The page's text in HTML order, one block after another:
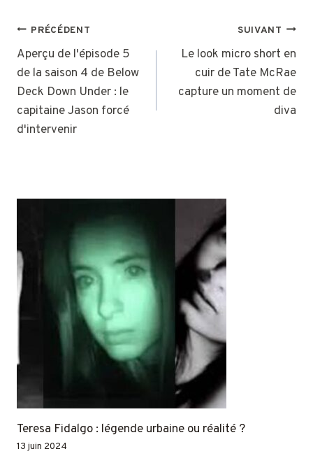
NAVIGATION
DE
L’ARTICLE
PRÉCÉDENT
Aperçu de l'épisode 5
de la saison 4 de Below
Deck Down Under : le
capitaine Jason forcé
d'intervenir
SUIVANT
Le look micro short en
cuir de Tate McRae
capture un moment de
diva
Teresa Fidalgo : légende urbaine ou réalité ?
13 juin 2024